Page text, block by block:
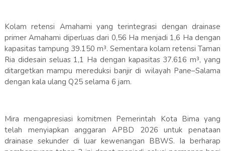
Kolam retensi Amahami yang terintegrasi dengan drainase
primer Amahami diperluas dari 0,56 Ha menjadi 1,6 Ha dengan
kapasitas tampung 39.150 m³. Sementara kolam retensi Taman
Ria didesain seluas 1,1 Ha dengan kapasitas 37.616 m³, yang
ditargetkan mampu mereduksi banjir di wilayah Pane–Salama
dengan kala ulang Q25 selama 6 jam.
Mira mengapresiasi komitmen Pemerintah Kota Bima yang
telah menyiapkan anggaran APBD 2026 untuk penataan
drainase sekunder di luar kewenangan BBWS. Ia berharap